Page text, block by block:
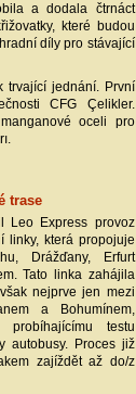
a dodala čtrnáct
které budou
díly pro stávající
trvající jednání. První
CFG Çelikler.
oceli pro
trase
Leo Express provoz
linky, která propojuje
Drážďany, Erfurt
Tato linka zahájila
nejprve jen mezi
a Bohumínem,
testu
autobusy. Proces již
zajíždět až do/z